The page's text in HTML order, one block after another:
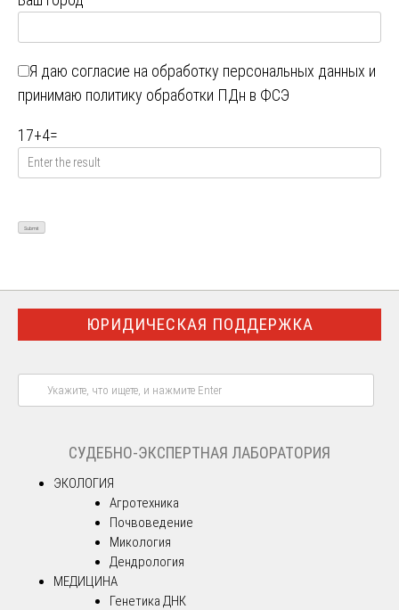
Я даю согласие на обработку персональных данных и
принимаю политику обработки ПДн в ФСЭ
17+4=
ЮРИДИЧЕСКАЯ ПОДДЕРЖКА
СУДЕБНО-ЭКСПЕРТНАЯ ЛАБОРАТОРИЯ
ЭКОЛОГИЯ
Агротехника
Почвоведение
Микология
Дендрология
МЕДИЦИНА
Генетика ДНК